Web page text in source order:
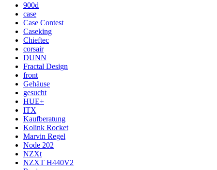
900d
case
Case Contest
Caseking
Chieftec
corsair
DUNN
Fractal Design
front
Gehäuse
gesucht
HUE+
ITX
Kaufberatung
Kolink Rocket
Marvin Regel
Node 202
NZXt
NZXT H440V2